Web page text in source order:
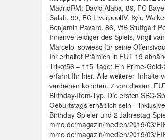
MadridRM: David Alaba, 89, FC
Salah, 90, FC LiverpoolIV: Kyle
Benjamin Pavard, 86, VfB Stuttgart
Innenverteidiger des Spiels, Virgil
Marcelo, sowieso für seine
Ihr erhaltet Prämien in FUT 19
Trikot56 – 115 Tage: Ein Prime-
erfahrt Ihr hier. Alle weiteren Inhalte
verdienen konnten. 7 von diesen
Birthday-Item-Typ. Die ersten SBC-
Geburtstags erhältlich sein –
Birthday-Spieler und 2 Jahrestag-
mmo.de/magazin/medien/2019/03/
mmo.de/magazin/medien/2019/03/